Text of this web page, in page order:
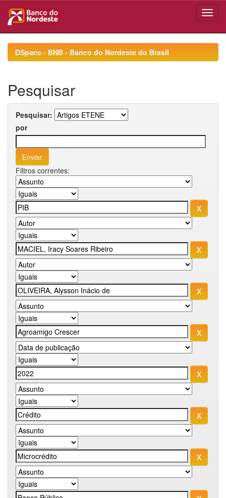
navigationDSpace - BNB - Banco do Nordeste do Brasil
Pesquisar
Pesquisar:
por
Filtros correntes: